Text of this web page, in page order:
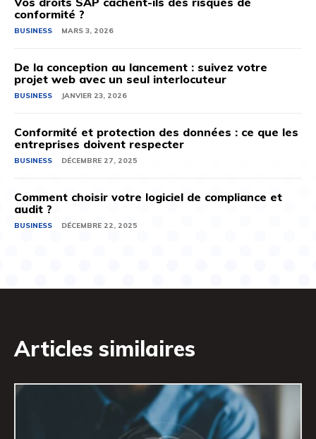
conformité ?
BUSINESS MARS 3, 2026
De la conception au lancement : suivez votre
projet web avec un seul interlocuteur
BUSINESS JANVIER 23, 2026
Conformité et protection des données : ce que les
entreprises doivent respecter
BUSINESS DÉCEMBRE 27, 2025
Comment choisir votre logiciel de compliance et
audit ?
BUSINESS DÉCEMBRE 22, 2025
Articles similaires